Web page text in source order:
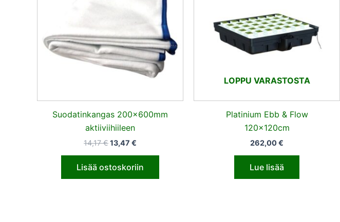
Suodatinkangas 200x600mm
aktiiviihiileen
14,17€13,47 €
Lisää ostoskoriin
LOPPU VARASTOSTA
Platinium Ebb & Flow
120x120cm
262,00€
Lue lisää